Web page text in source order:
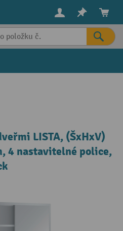
LISTA, (ŠxHxV)
4 nastavitelné police,